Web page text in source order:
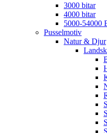
3000 bitar
4000 bitar
5000-54000
Pusselmotiv
Natur & Djur